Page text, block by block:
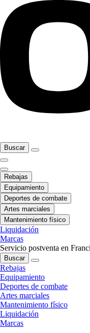
Buscar
Rebajas
Equipamiento
Deportes de combate
Artes marciales
Mantenimiento físico
Liquidación
Marcas
Servicio postventa en
Buscar
Rebajas
Equipamiento
Deportes de combate
Artes marciales
Mantenimiento físico
Liquidación
Marcas